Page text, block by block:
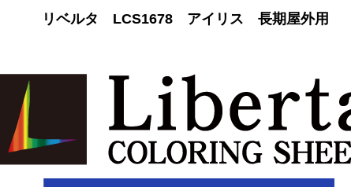
リベルタ LCS1678 アイリス 長期屋外用